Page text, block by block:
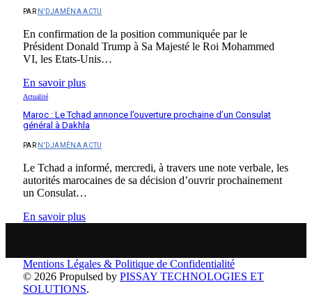
PAR N'DJAMÉNA ACTU
En confirmation de la position communiquée par le
Président Donald Trump à Sa Majesté le Roi Mohammed
VI, les Etats-Unis…
En savoir plus
Actualité
Maroc : Le Tchad annonce l’ouverture prochaine d’un Consulat
général à Dakhla
PAR N'DJAMÉNA ACTU
Le Tchad a informé, mercredi, à travers une note verbale, les
autorités marocaines de sa décision d’ouvrir prochainement
un Consulat…
En savoir plus
Mentions Légales & Politique de Confidentialité
© 2026 Propulsed by PISSAY TECHNOLOGIES ET
SOLUTIONS.